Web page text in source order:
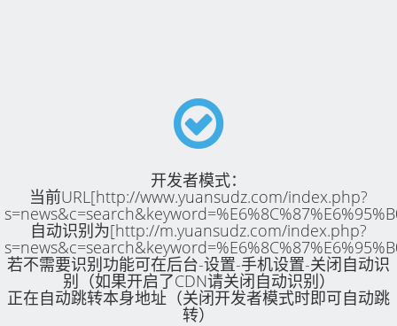
开发者模式：
当前URL[http://www.yuansudz.com/index.php?
自动识别为[http://m.yuansudz.com/index.php?
若不需要识别功能可在后台-设置-手机设置-关闭自动识
别（如果开启了CDN请关闭自动识别）
正在自动跳转本身地址（关闭开发者模式时即可自动跳
转）